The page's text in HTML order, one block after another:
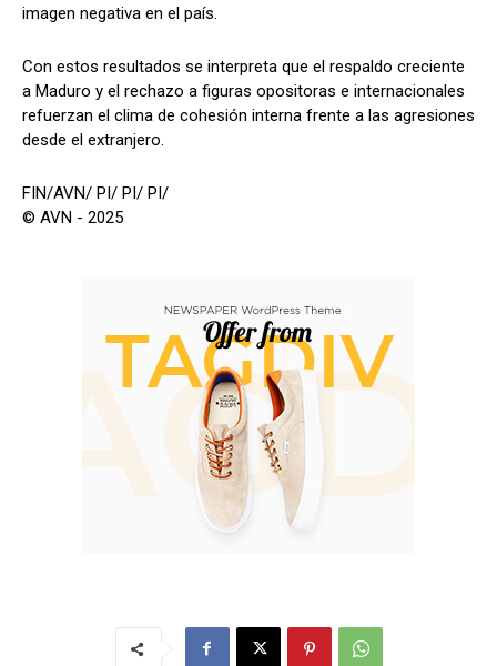
imagen negativa en el país.
Con estos resultados se interpreta que el respaldo creciente
a Maduro y el rechazo a figuras opositoras e internacionales
refuerzan el clima de cohesión interna frente a las agresiones
desde el extranjero.
FIN/AVN/ PI/ PI/ PI/
© AVN - 2025